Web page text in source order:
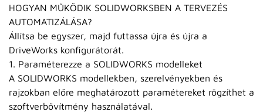
HOGYAN MŰKÖDIK SOLIDWORKSBEN A TERVEZÉS
AUTOMATIZÁLÁSA?
Állítsa be egyszer, majd futtassa újra és újra a
DriveWorks konfigurátorát.
1. Paraméterezze a SOLIDWORKS modelleket
A SOLIDWORKS modellekben, szerelvényekben és
rajzokban előre meghatározott paramétereket rögzíthet a
szoftverbővítmény használatával.